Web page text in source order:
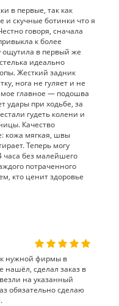
В
в первые, так как
и скучные ботинки что я
говоря, сначала
к более
в первый же
идеально
Жесткий задник
нога не гуляет и не
главное — подошва
удары при ходьбе, за
гудеть колени и
Качество
кожа мягкая, швы
Теперь могу
часа без малейшего
потраченного
кто ценит здоровье
нужной фирмы в
нашёл, сделал заказ в
на указанный
обязательно сделаю